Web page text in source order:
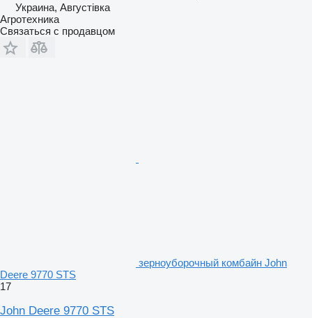
Украина, Августівка
Агротехника
Связаться с продавцом
зерноуборочный комбайн John
Deere 9770 STS
17
John Deere 9770 STS